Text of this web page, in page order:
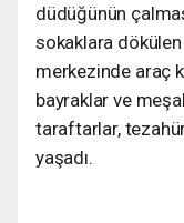
düdüğünün
sokaklara
merkezinde araç
bayraklar ve
taraftarlar,
yaşadı.